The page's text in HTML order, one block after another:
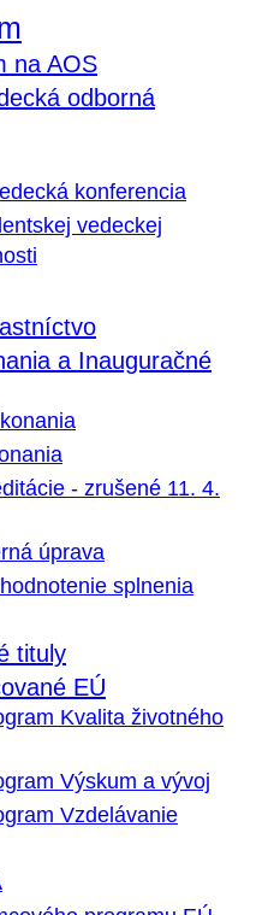
na AOS
odborná
konferencia
vedeckej
a Inauguračné
- zrušené 11. 4.
úprava
splnenia
tituly
EÚ
Kvalita životného
Výskum a vývoj
Vzdelávanie